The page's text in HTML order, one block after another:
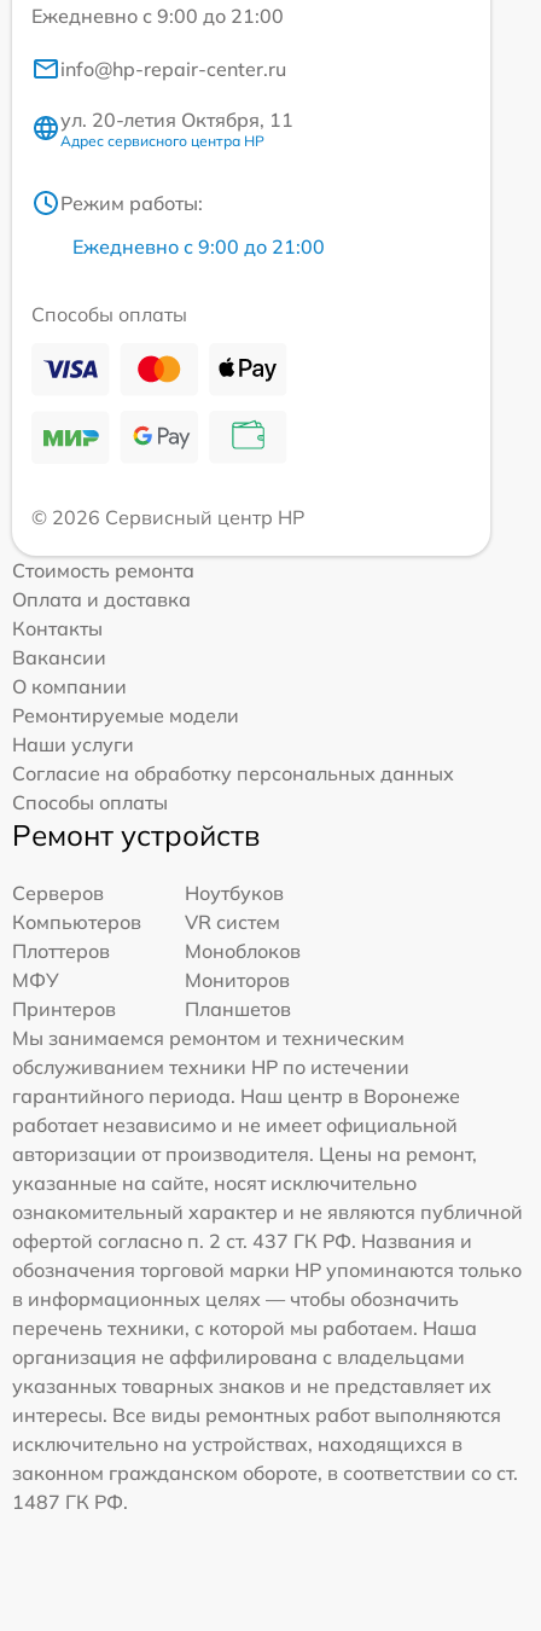
Ежедневно с 9:00 до 21:00
info@hp-repair-center.ru
ул. 20-летия Октября, 11
Адрес сервисного центра HP
Режим работы:
Ежедневно с 9:00 до 21:00
Способы оплаты
© 2026 Сервисный центр HP
Стоимость ремонта
Оплата и доставка
Контакты
Вакансии
О компании
Ремонтируемые модели
Наши услуги
Согласие на обработку персональных данных
Способы оплаты
Ремонт устройств
Серверов
Ноутбуков
Компьютеров
VR систем
Плоттеров
Моноблоков
МФУ
Мониторов
Принтеров
Планшетов
Мы занимаемся ремонтом и техническим
обслуживанием техники HP по истечении
гарантийного периода. Наш центр в Воронеже
работает независимо и не имеет официальной
авторизации от производителя. Цены на ремонт,
указанные на сайте, носят исключительно
ознакомительный характер и не являются публичной
офертой согласно п. 2 ст. 437 ГК РФ. Названия и
обозначения торговой марки HP упоминаются только
в информационных целях — чтобы обозначить
перечень техники, с которой мы работаем. Наша
организация не аффилирована с владельцами
указанных товарных знаков и не представляет их
интересы. Все виды ремонтных работ выполняются
исключительно на устройствах, находящихся в
законном гражданском обороте, в соответствии со ст.
1487 ГК РФ.